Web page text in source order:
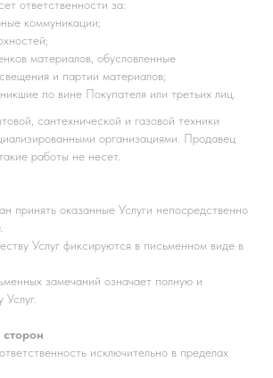
ответственности за:
коммуникации;
материалов, обусловленные
и партии материалов;
по вине Покупателя или третьих лиц.
сантехнической и газовой техники
организациями. Продавец
работы не несет.
принять оказанные Услуги непосредственно
Услуг фиксируются в письменном виде в
замечаний означает полную и
сторон
исключительно в пределах